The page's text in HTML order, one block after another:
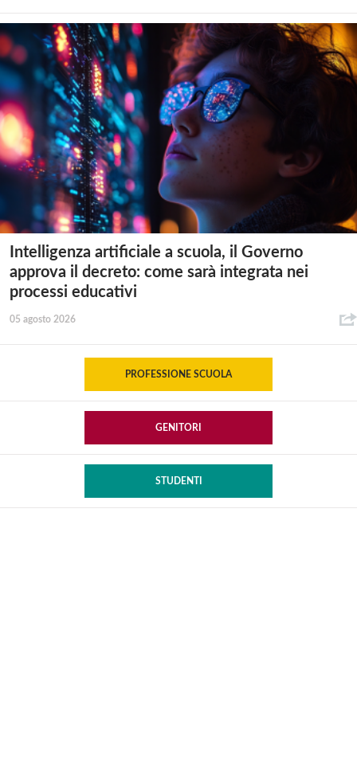
Intelligenza artificiale a scuola, il Governo
approva il decreto: come sarà integrata nei
processi educativi
05 agosto 2026
PROFESSIONE SCUOLA
GENITORI
STUDENTI